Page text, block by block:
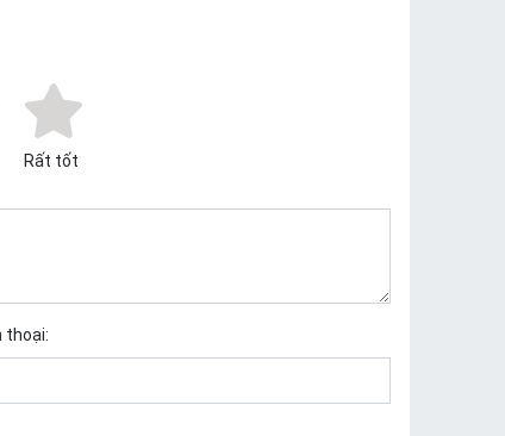
Rất tốt
thoại: